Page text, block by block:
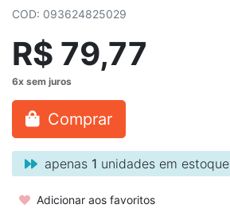
COD: 093624825029
R$ 79,77
Comprar
apenas 1 unidades em estoque
Adicionar aos favoritos